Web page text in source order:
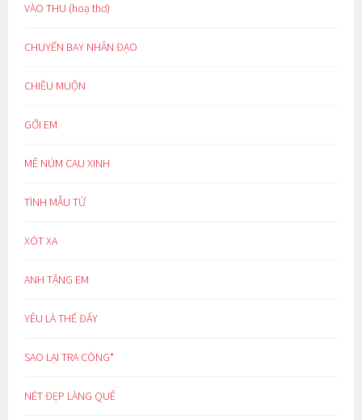
VÀO THU (hoạ thơ)
CHUYẾN BAY NHÂN ĐẠO
CHIỀU MUỘN
GỞI EM
MÊ NÚM CAU XINH
TÌNH MẪU TỬ
XÓT XA
ANH TẶNG EM
YÊU LÀ THẾ ĐẤY
SAO LẠI TRA CÒNG*
NÉT ĐẸP LÀNG QUÊ